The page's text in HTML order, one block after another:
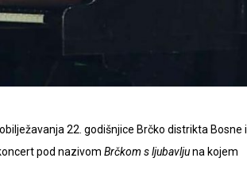
22. godišnjice Brčko distrikta Bosne i
pod nazivom Brčkom s ljubavljuna kojem